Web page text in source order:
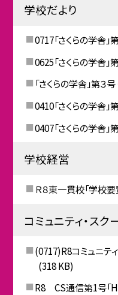
学校だより
0717「さくらの学舎」
0625「さくらの学舎」
「さくらの学舎」第３
0410「さくらの学舎」
0407「さくらの学舎」
学校経営
Ｒ８東一貫校「学校要
コミュニティ・スク
(0717)R8コミュニテ
(318 KB)
R8 CS通信第1号「